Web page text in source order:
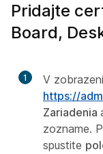
Pridajte
Board,
1
V
https://
Zariadenia
zozname.
spustite